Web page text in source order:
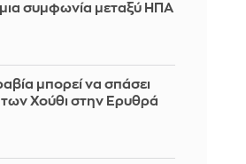
συμφωνία μεταξύ ΗΠΑ
μπορεί να σπάσει
των Χούθι στην Ερυθρά